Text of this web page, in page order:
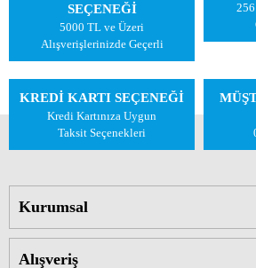
SEÇENEĞİ
5000 TL ve Üzeri
Alışverişlerinizde Geçerli
KREDİ KARTI SEÇENEĞİ
Kredi Kartınıza Uygun
Taksit Seçenekleri
Kurumsal
Alışveriş